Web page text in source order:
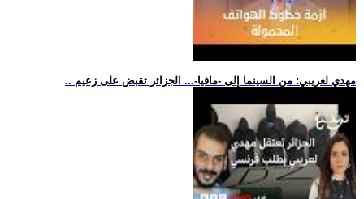
.. مهدي لعريبي: من السينما إلى -مافيا-... الجزائر تقبض على زعيم